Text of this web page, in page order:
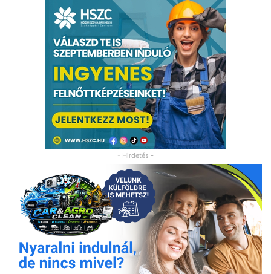
- Hirdetés -